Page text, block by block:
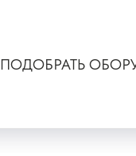
ПОДОБРАТЬ